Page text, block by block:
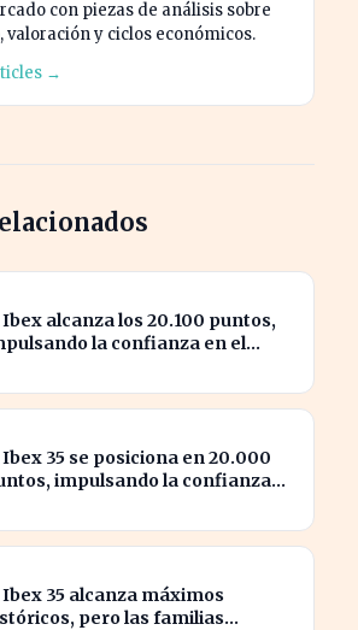
con piezas de análisis sobre
valoración y ciclos económicos.
→
Ibex alcanza los 20.100 puntos,
la confianza en el
Ibex 35 se posiciona en 20.000
impulsando la confianza
Ibex 35 alcanza máximos
pero las familias